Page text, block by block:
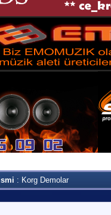
: Korg Demolar